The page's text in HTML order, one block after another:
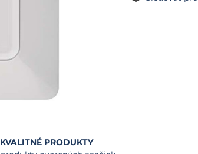
KVALITNÉ PRODUKTY